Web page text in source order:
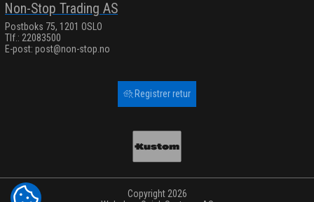
Non-Stop Trading AS
Postboks 75, 1201 OSLO
Tlf.: 22083500
E-post: post@non-stop.no
Registrer retur
Copyright 2026
COOKIE-INNSTILLINGER